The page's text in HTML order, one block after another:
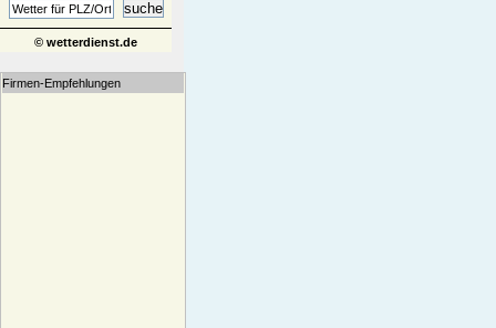
© wetterdienst.de
Firmen-Empfehlungen